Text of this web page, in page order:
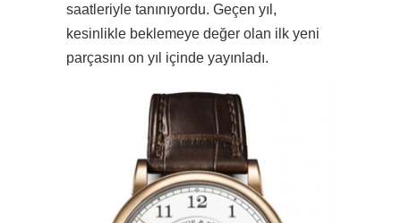
saatleriyle tanınıyordu. Geçen yıl,
kesinlikle beklemeye değer olan ilk yeni
parçasını on yıl içinde yayınladı.